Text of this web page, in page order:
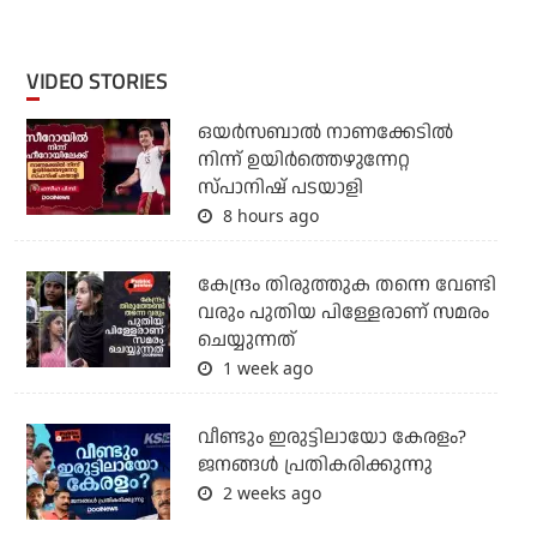
VIDEO STORIES
ഒയര്‍സബാൽ നാണക്കേടിൽ
നിന്ന് ഉയിർത്തെഴുന്നേറ്റ
സ്പാനിഷ് പടയാളി
8 hours ago
കേന്ദ്രം തിരുത്തുക തന്നെ വേണ്ടി
വരും പുതിയ പിള്ളേരാണ് സമരം
ചെയ്യുന്നത്
1 week ago
വീണ്ടും ഇരുട്ടിലായോ കേരളം?
ജനങ്ങൾ പ്രതികരിക്കുന്നു
2 weeks ago